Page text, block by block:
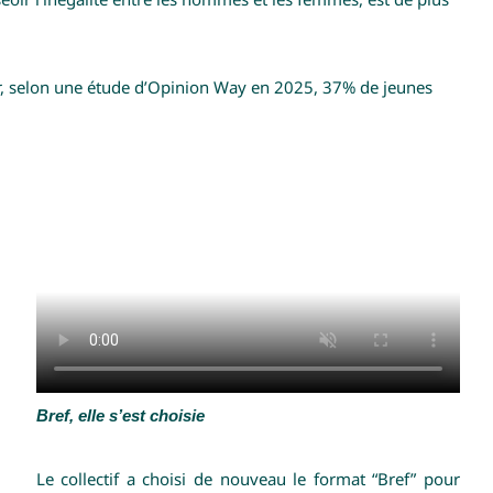
selon une étude d’Opinion Way en 2025, 37% de jeunes
Bref, elle s’est choisie
Le collectif a choisi de nouveau le format “Bref” pour